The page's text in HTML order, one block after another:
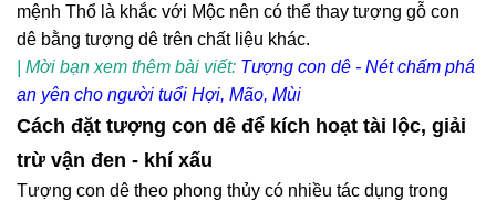
mệnh Thổ là khắc với Mộc nên có thể thay tượng gỗ con
dê bằng tượng dê trên chất liệu khác.
| Mời bạn xem thêm bài viết: Tượng con dê - Nét chấm phá
an yên cho người tuổi Hợi, Mão, Mùi
Cách đặt tượng con dê để kích hoạt tài lộc, giải
trừ vận đen - khí xấu
Tượng con dê theo phong thủy có nhiều tác dụng trong